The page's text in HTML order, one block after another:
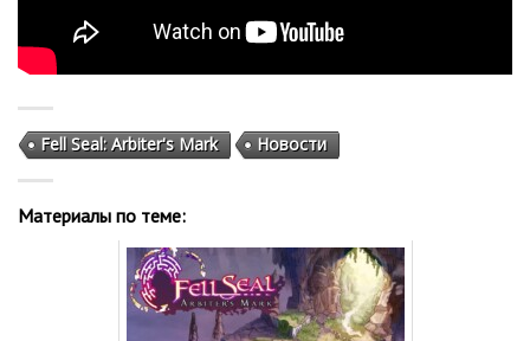
Fell Seal: Arbiter's Mark Новости
Материалы по теме: